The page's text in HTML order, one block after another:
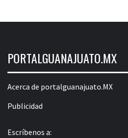
PORTALGUANAJUATO.MX
Acerca de portalguanajuato.MX
Publicidad
Escríbenos a: